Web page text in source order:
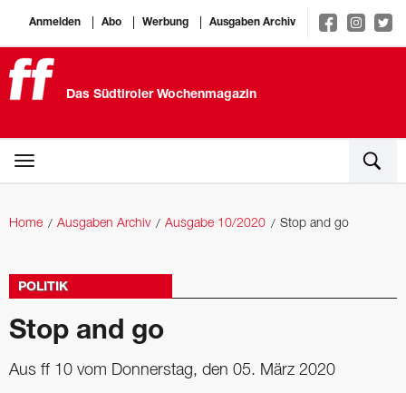
Anmelden Abo Werbung Ausgaben Archiv
Das Südtiroler Wochenmagazin
Home Ausgaben Archiv Ausgabe 10/2020 Stop and go
POLITIK
Stop and go
Aus ff 10 vom Donnerstag, den 05. März 2020